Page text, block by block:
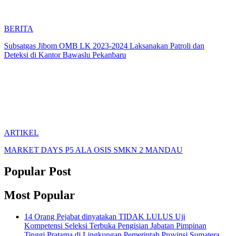
BERITA
Subsatgas Jibom OMB LK 2023-2024 Laksanakan Patroli dan
Deteksi di Kantor Bawaslu Pekanbaru
ARTIKEL
MARKET DAYS P5 ALA OSIS SMKN 2 MANDAU
Popular Post
Most Popular
14 Orang Pejabat dinyatakan TIDAK LULUS Uji
Kompetensi Seleksi Terbuka Pengisian Jabatan Pimpinan